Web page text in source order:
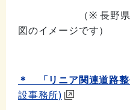
（※ 長野県HPに
図のイメージです）
＊ 「リニア関連道路整
設事務所)